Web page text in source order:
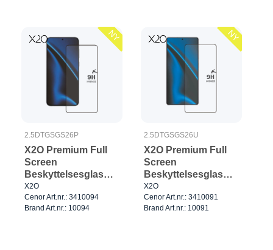
NY
2.5DTGSGS26P
X2O Premium Full
Screen
Beskyttelsesglas
Samsung Galaxy
S26+/S25+/S24+
X2O
Cenor Art.nr.: 3410094
Brand Art.nr.: 10094
NY
2.5DTGSGS26U
X2O Premium Full
Screen
Beskyttelsesglas
Samsung Galaxy
S26 Ultra
X2O
Cenor Art.nr.: 3410091
Brand Art.nr.: 10091